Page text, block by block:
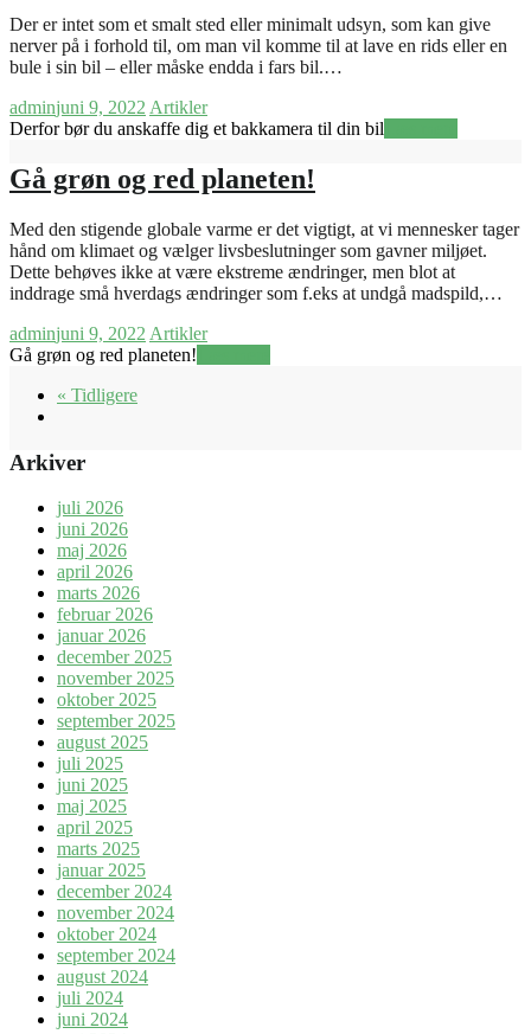
Der er intet som et smalt sted eller minimalt udsyn, som kan give
nerver på i forhold til, om man vil komme til at lave en rids eller en
bule i sin bil – eller måske endda i fars bil.…
adminjuni 9, 2022 Artikler
Derfor bør du anskaffe dig et bakkamera til din bil
Gå grøn og red planeten!
Med den stigende globale varme er det vigtigt, at vi mennesker tager
hånd om klimaet og vælger livsbeslutninger som gavner miljøet.
Dette behøves ikke at være ekstreme ændringer, men blot at
inddrage små hverdags ændringer som f.eks at undgå madspild,…
adminjuni 9, 2022 Artikler
Gå grøn og red planeten!
« Tidligere
Arkiver
juli 2026
juni 2026
maj 2026
april 2026
marts 2026
februar 2026
januar 2026
december 2025
november 2025
oktober 2025
september 2025
august 2025
juli 2025
juni 2025
maj 2025
april 2025
marts 2025
januar 2025
december 2024
november 2024
oktober 2024
september 2024
august 2024
juli 2024
juni 2024